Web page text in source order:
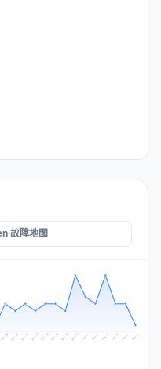
故障地图
Jul 24 Jul 25 Jul 26 Jul 27 Jul 28 Jul 29 Jul 30 Jul 31 Aug 1 Aug 2 Aug 3 Aug 4 Aug 5 Aug 6